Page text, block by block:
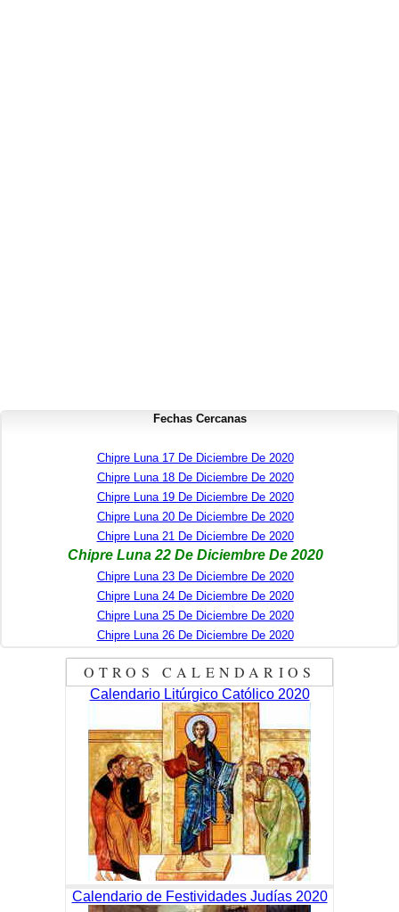
Fechas Cercanas
Chipre Luna 17 De Diciembre De 2020
Chipre Luna 18 De Diciembre De 2020
Chipre Luna 19 De Diciembre De 2020
Chipre Luna 20 De Diciembre De 2020
Chipre Luna 21 De Diciembre De 2020
Chipre Luna 22 De Diciembre De 2020
Chipre Luna 23 De Diciembre De 2020
Chipre Luna 24 De Diciembre De 2020
Chipre Luna 25 De Diciembre De 2020
Chipre Luna 26 De Diciembre De 2020
OTROS CALENDARIOS
Calendario Litúrgico Católico 2020
Calendario de Festividades Judías 2020